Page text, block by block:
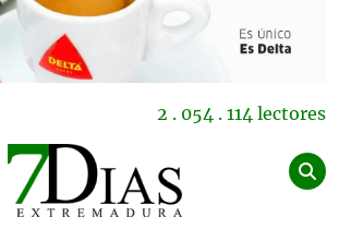
2 . 054 . 114 lectores